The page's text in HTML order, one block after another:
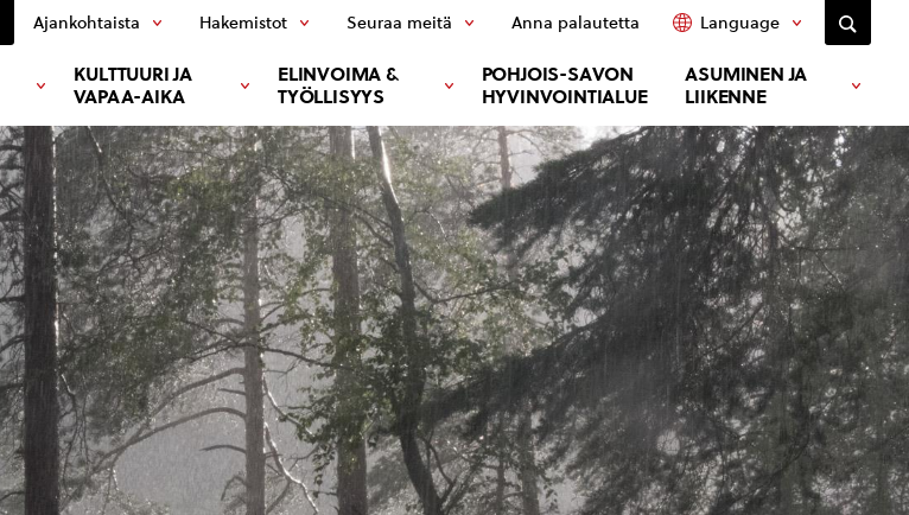
KULTTUURI JA
VAPAA-AIKA
ELINVOIMA &
TYÖLLISYYS
POHJOIS-SAVON
HYVINVOINTIALUE
ASUMINEN JA
LIIKENNE
Ajankohtaista Hakemistot Seuraa meitä Anna palautetta Language